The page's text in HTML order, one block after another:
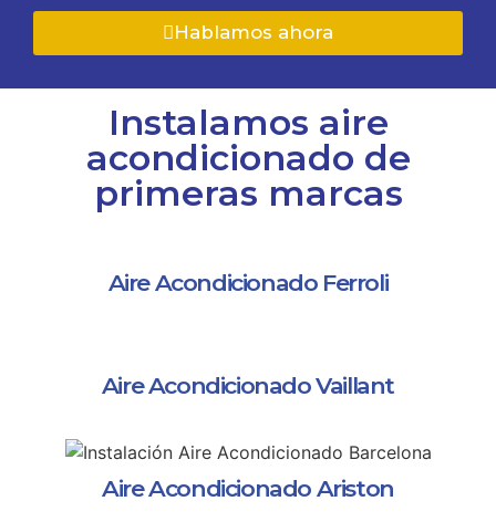
Hablamos ahora
Instalamos aire
acondicionado de
primeras marcas
Aire Acondicionado Ferroli
Aire Acondicionado Vaillant
Aire Acondicionado Ariston